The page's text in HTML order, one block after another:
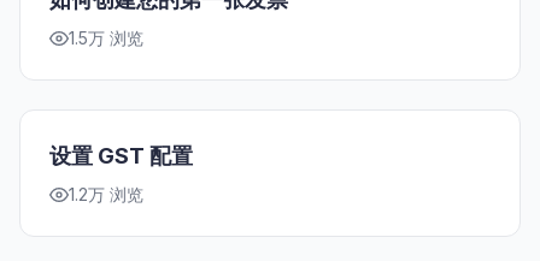
1.5万 浏览
设置 GST 配置
1.2万 浏览